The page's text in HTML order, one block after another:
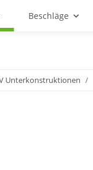
Beschläge
Unterkonstruktionen